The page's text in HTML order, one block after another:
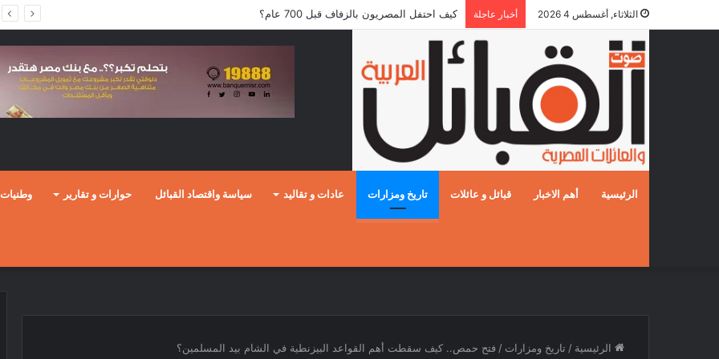
الثلاثاء, أغسطس 4 2026 أخبار عاجلة كيف احتفل المصريون بالزفاف قبل 700 عام؟
الرئيسية أهم الاخبار قبائل و عائلات تاريخ ومزارات عادات و تقاليد سياسة واقتصاد القبائل حوارات و تقارير وطنيات
الرئيسية / تاريخ ومزارات / فتح حمص.. كيف سقطت أهم القواعد البيزنطية في الشام بيد المسلمين؟